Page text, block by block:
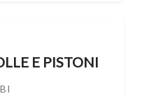
E PISTONI